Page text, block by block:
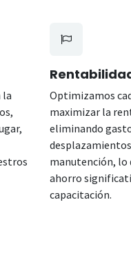
la
Optimizamos
maximizar la
eliminando
manutención, lo
ahorro
capacitación.